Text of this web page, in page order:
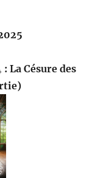
La Césure des